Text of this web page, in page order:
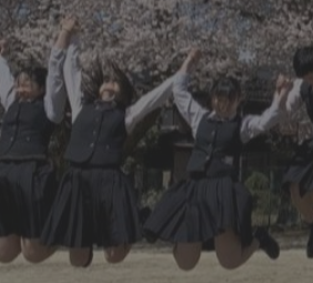
教
教